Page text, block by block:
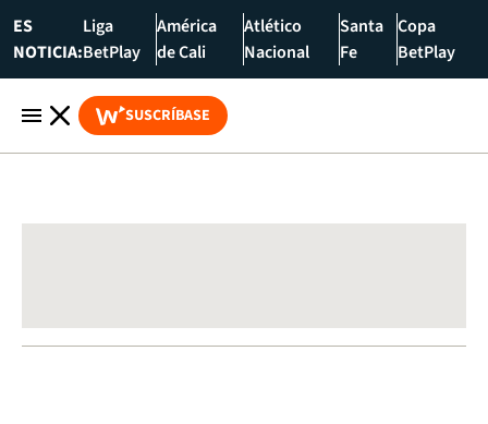
ES
NOTICIA:
Liga
BetPlay
América
de Cali
Atlético
Nacional
Santa
Fe
Copa
BetPlay
SUSCRÍBASE